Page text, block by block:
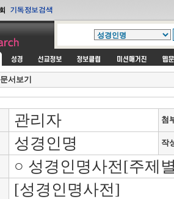
문서보기
관리자 첨
성경인명 작
○ 성경인명사전[주제
[성경인명사전]